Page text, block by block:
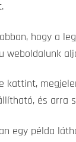
hogy a
weboldalunk
kattint,
és arra
egy példa